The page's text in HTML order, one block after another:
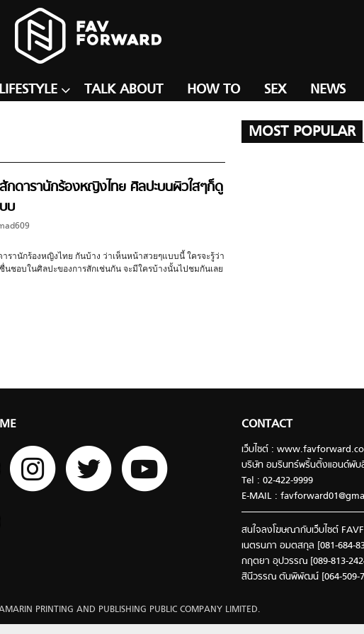
LIFESTYLE TALK ABOUT HOW TO SEX NEWS
กดารานักร้องหญิงไทย ศิลปะบนผิวใสๆก็ดู
บ
ารานักร้องหญิงไทย กันบ้าง ว่าเห็นหน้าสวยๆแบบนี้ ใครจะรู้ว่า
นชอบในศิลปะของการสักเช่นกัน จะมีใครบ้างนั้นไปชมกันเลย
MOST POPULAR
CONTACT
เว็บไซต์ :
บริษัท อมรินทร์พริ้นติ้งแอนด์พับ
Tel : 02-422-9999
E-MAIL :
สนใจลงโฆษณากับเว็บไซต์
เนตรนภา อมตสกุล [081-684-
กฤตยา อุปวรรณ [089-813-
สินีวรรณ ตันพิพัฒน์ [064-509-
PRINTING AND PUBLISHING PUBLIC COMPANY LIMITED.